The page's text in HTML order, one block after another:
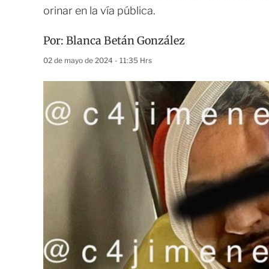
orinar en la vía pública.
Por: Blanca Betán González
02 de mayo de 2024 - 11:35 Hrs